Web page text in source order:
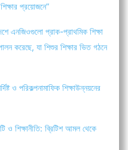
প্রয়োজনে”
এনজিওগুলো প্রাক-প্রাথমিক শিক্ষা
করেছে, যা শিশুর শিক্ষার ভিত গঠনে
ও পরিকল্পনামাফিক শিক্ষাউন্নয়নের
ও শিক্ষানীতি: ব্রিটিশ আমল থেকে